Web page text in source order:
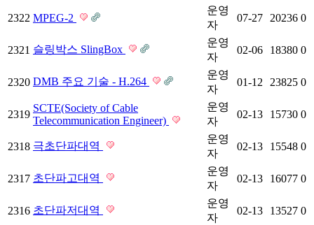
2322 MPEG-2
운영
자
07-27 20236 0
2321 슬링박스 SlingBox
운영
자
02-06 18380 0
2320 DMB 주요 기술 - H.264
운영
자
01-12 23825 0
2319
SCTE(Society of Cable
Telecommunication Engineer)
운영
자
02-13 15730 0
2318 극초단파대역
운영
자
02-13 15548 0
2317 초단파고대역
운영
자
02-13 16077 0
2316 초단파저대역
운영
자
02-13 13527 0